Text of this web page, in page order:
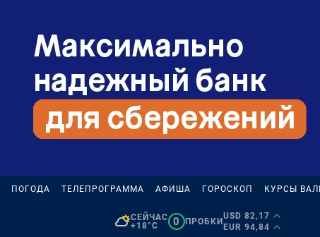
ПОГОДА ТЕЛЕПРОГРАММА АФИША ГОРОСКОП КУРСЫ
СЕЙЧАС
+18°C
0 ПРОБКИ
USD 82,17
EUR 94,84